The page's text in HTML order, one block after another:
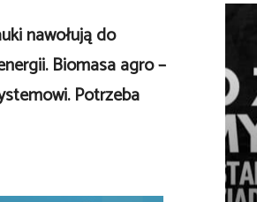
nawołują do
Biomasa agro –
Potrzeba